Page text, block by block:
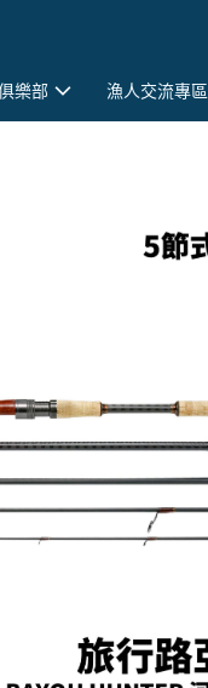
樂部 漁人交流專區